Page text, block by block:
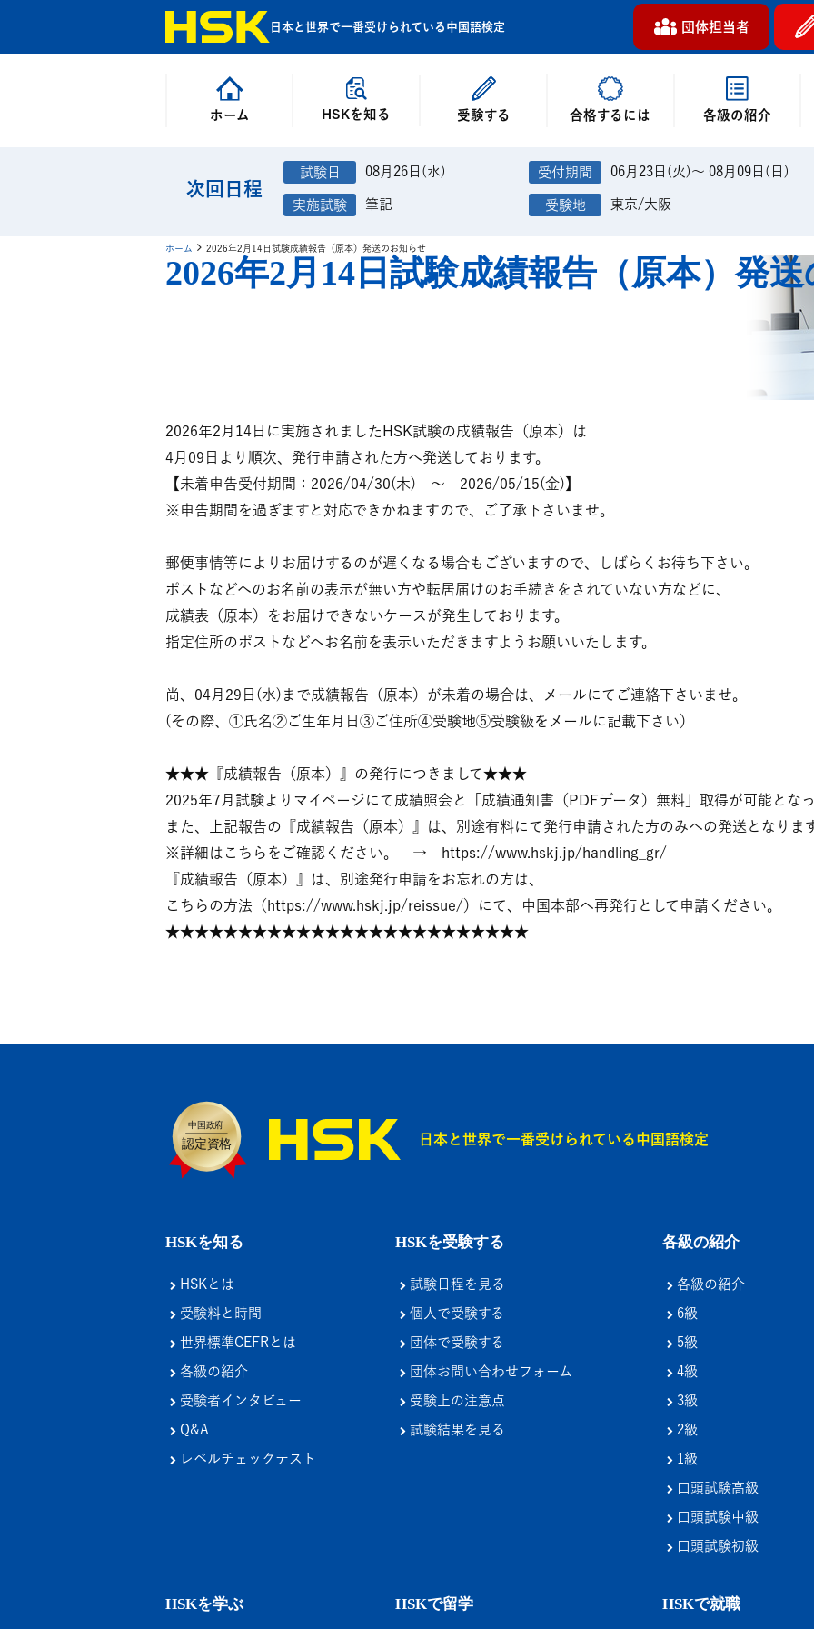
日本と世界で一番受けられている中国語検定 団体担当者
ホーム HSKを知る 受験する 合格するには 各級の紹介
次回日程
08月26日(水) 06月23日(火)～ 08月09日(日)
筆記 東京/大阪
ホーム 2026年2月14日試験成績報告（原本）発送のお知らせ
2026年2月14日試験成績報告（原本）発
2026年2月14日に実施されましたHSK試験の成績報告（原本）は
4月09日より順次、発行申請された方へ発送しております。
【未着申告受付期間：2026/04/30(木) ～ 2026/05/15(金)】
※申告期間を過ぎますと対応できかねますので、ご了承下さいませ。
郵便事情等によりお届けするのが遅くなる場合もございますので、しばらくお待ち下さい。
ポストなどへのお名前の表示が無い方や転居届けのお手続きをされていない方などに、
成績表（原本）をお届けできないケースが発生しております。
指定住所のポストなどへお名前を表示いただきますようお願いいたします。
尚、04月29日(水)まで成績報告（原本）が未着の場合は、メールにてご連絡下さいませ。
(その際、①氏名②ご生年月日③ご住所④受験地⑤受験級をメールに記載下さい）
★★★『成績報告（原本）』の発行につきまして★★★
2025年7月試験よりマイページにて成績照会と「成績通知書（PDFデータ）無料」取得が可能とな
また、上記報告の『成績報告（原本）』は、別途有料にて発行申請された方のみへの発送となりま
※詳細はこちらをご確認ください。 → https://www.hskj.jp/handling_gr/
『成績報告（原本）』は、別途発行申請をお忘れの方は、
こちらの方法（https://www.hskj.jp/reissue/）にて、中国本部へ再発行として申請ください。
★★★★★★★★★★★★★★★★★★★★★★★★★
日本と世界で一番受けられている中国語検定
HSKを知る
HSKとは
受験料と時間
世界標準CEFRとは
各級の紹介
受験者インタビュー
Q&A
レベルチェックテスト
HSKを受験する
試験日程を見る
個人で受験する
団体で受験する
団体お問い合わせフォーム
受験上の注意点
試験結果を見る
各級の紹介
各級の紹介
6級
5級
4級
3級
2級
1級
口頭試験高級
口頭試験中級
口頭試験初級
HSKを学ぶ HSKで留学 HSKで就職